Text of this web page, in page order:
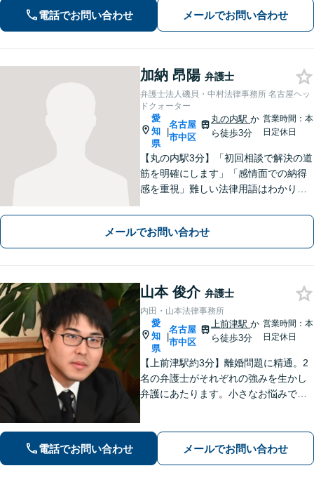
らのご相談可
電話でお問い合わせ メールでお問い合わせ
加納 昂陽 弁護士
弁護士法人磯貝・中村法律事務所 名古屋ヘッ
ドクォーター
愛
知
県
|
名古屋
市中区
丸の内駅か
ら徒歩3分
営業時間：本
日定休日
【丸の内駅3分】「初回相談で解決の道
筋を明確にします」「感情面での納得
感を重視」難しい法律用語はわかりや
めます。難しい案件や不利な状況でも
諦めず、最後まで戦います【休日・夜
間相談可】
メールでお問い合わせ
山本 俊介 弁護士
内田・山本法律事務所
愛
知
県
|
名古屋
市中区
上前津駅か
ら徒歩3分
営業時間：本
日定休日
【上前津駅約3分】離婚問題に精通。2
名の弁護士がそれぞれの強みを生かし
弁護にあたります。小さなお悩みで
イスを行います！【初回相談無料】
電話でお問い合わせ メールでお問い合わせ